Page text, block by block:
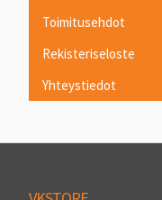
Toimitusehdot
Rekisteriseloste
Yhteystiedot